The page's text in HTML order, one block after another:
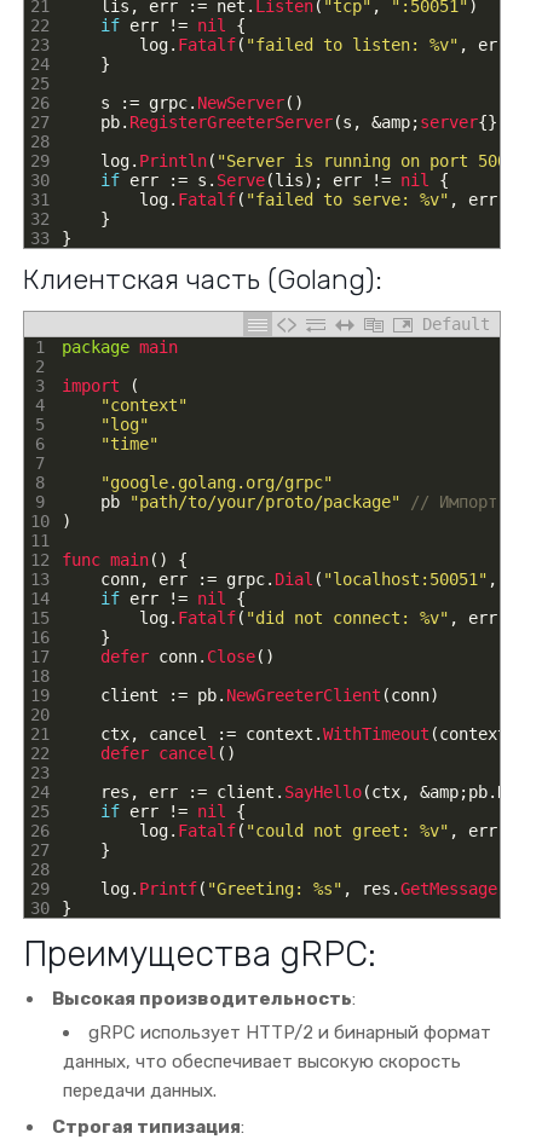
21
22
23
24
25
26
27
28
29
30
31
32
33
lis , err := net . Listen( "tcp" , ":50051" )
if err != nil
{
log. Fatalf( "failed to listen: %v" , err
}
s
:= grpc. NewServer( )
pb. RegisterGreeterServer(s , &amp;server{}
log. Println( "Server is running on port
if err := s . Serve(lis) ; err != nil
{
log. Fatalf( "failed to serve: %v" , err
}
}
Клиентская часть (Golang):
Default
1
2
3
4
5
6
7
8
9
10
11
12
13
14
15
16
17
18
19
20
21
22
23
24
25
26
27
28
29
30
package main
import
(
"context"
"log"
"time"
"google.golang.org/grpc"
pb
"path/to/your/proto/package"
// Импорт
)
func main( )
{
conn, err := grpc. Dial ( "localhost:50051" ,
if err != nil
{
log. Fatalf( "did not connect: %v" , err
}
defer conn. Close( )
client
:= pb. NewGreeterClient (conn)
ctx, cancel := context .WithTimeout (context
defer cancel ( )
res , err := client . SayHello(ctx, &amp;pb.
if err != nil
{
log. Fatalf( "could not greet: %v" , err
}
log. Printf( "Greeting: %s" , res .GetMessage
}
Преимущества gRPC:
Высокая производительность:
gRPC использует HTTP/2 и бинарный формат
данных, что обеспечивает высокую скорость
передачи данных.
Строгая типизация: